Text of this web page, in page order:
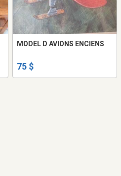
MODEL D AVIONS ENCIENS
75 $